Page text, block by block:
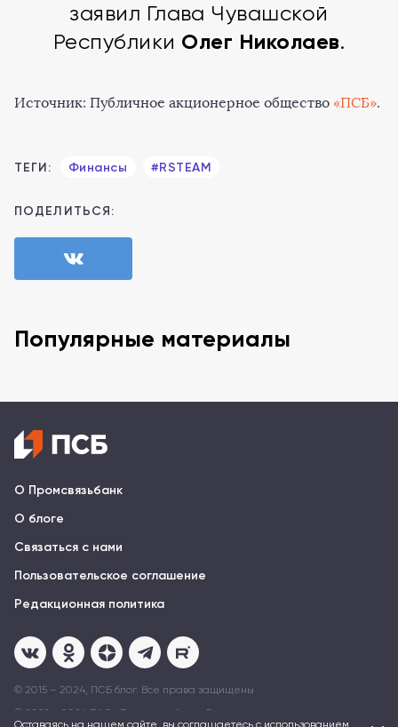
заявил Глава Чувашской
Республики Олег Николаев.
Источник: Публичное акционерное общество «ПСБ».
ТЕГИ: Финансы #RSTEAM
ПОДЕЛИТЬСЯ:
Популярные материалы
О Промсвязьбанк
О блоге
Связаться с нами
Пользовательское соглашение
Редакционная политика
© 2015 – 2024, ПСБ блог. Все права защищены
© 2001 – 2024 ПAO «Промсвязьбанк» Генеральная лицензия на
осуществление банковских операций № 3251 от 17 декабря 2014
Оставаясь на нашем сайте, вы соглашаетесь с использованием